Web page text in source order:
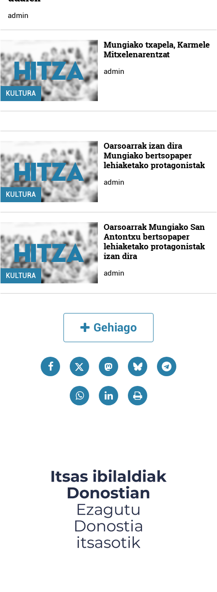
admin
KULTURA
Mungiako txapela, Karmele
Mitxelenarentzat
admin
KULTURA
Oarsoarrak izan dira
Mungiako bertsopaper
lehiaketako protagonistak
admin
KULTURA
Oarsoarrak Mungiako San
Antontxu bertsopaper
lehiaketako protagonistak
izan dira
admin
Gehiago